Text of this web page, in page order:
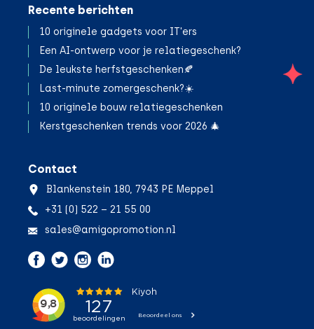
Recente berichten
10 originele gadgets voor IT'ers
Een AI-ontwerp voor je relatiegeschenk?
De leukste herfstgeschenken🍂
Last-minute zomergeschenk?☀️
10 originele bouw relatiegeschenken
Kerstgeschenken trends voor 2026 🎄
Contact
Blankenstein 180, 7943 PE Meppel
+31 (0) 522 – 21 55 00
sales@amigopromotion.nl
;